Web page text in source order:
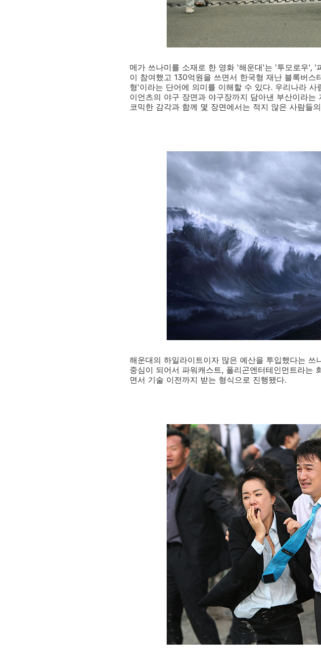
메가 쓰나미를 소재로 한 영화 '해운대'는 '투모로우',
이 참여했고 130억원을 쓰면서 한국형 재난 블록버
형'이라는 단어에 의미를 이해할 수 있다. 우리나라
이언츠의 야구 장면과 야구장까지 담아낸 부산이라
코믹한 감각과 함께 몇 장면에서는 적지 않은 사람들
해운대의 하일라이트이자 많은 예산을 투입했다는
중심이 되어서 파워캐스트, 폴리곤엔터테인먼트라는
면서 기술 이전까지 받는 형식으로 진행됐다.